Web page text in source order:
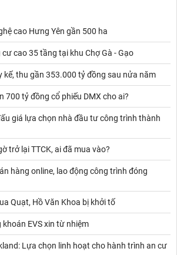
cao Hưng Yên gần 500 ha
cao 35 tầng tại khu Chợ Gà - Gạo
kế, thu gần 353.000 tỷ đồng sau nửa năm
700 tỷ đồng cổ phiếu DMX cho ai?
giá lựa chọn nhà đầu tư công trình thành
trở lại TTCK, ai đã mua vào?
hàng online, lao động công trình đóng
Quạt, Hồ Văn Khoa bị khởi tố
EVS xin từ nhiệm
Lựa chọn linh hoạt cho hành trình an cư